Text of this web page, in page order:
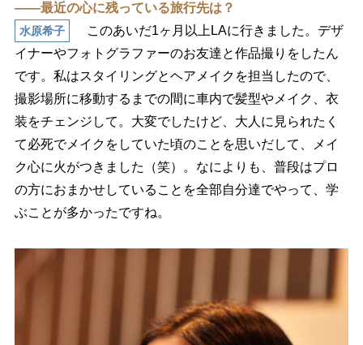
――最近の心に残っている旅行先は？
水原希子
このあいだ1ヶ月以上LAに行きました。デザ
イナーやフォトグラファーのお友達と作品撮りをしたん
です。私はスタイリングとヘアメイクを担当したので、
撮影場所に移動するまでの間に車内で髪型やメイク、衣
装をチェンジして。大変でしたけど、大人に見られたく
て必死でメイクをしていた頃のことを思いだして、メイ
ク心に火がつきました（笑）。なによりも、普段はプロ
の方におまかせしていることを全部自分達でやって、学
ぶことが多かったですね。